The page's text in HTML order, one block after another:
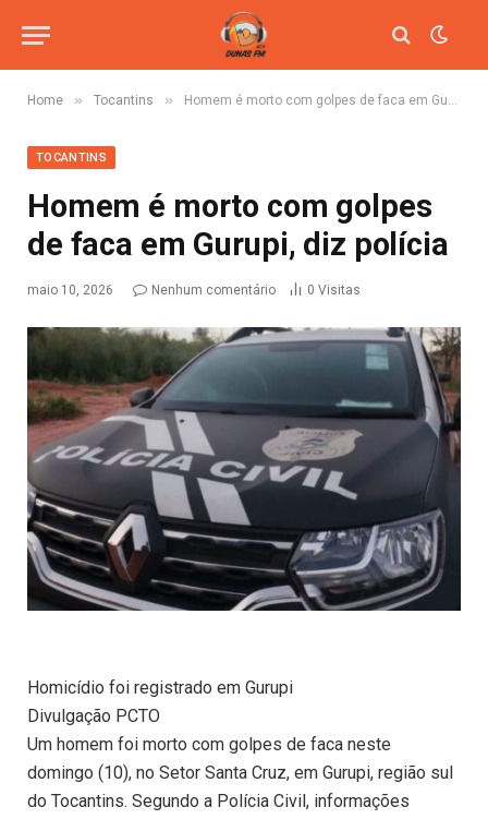
Home » Tocantins » Homem é morto com golpes de faca em Gurupi, diz polícia
TOCANTINS
Homem é morto com golpes
de faca em Gurupi, diz polícia
maio 10, 2026 Nenhum comentário 0 Visitas
Homicídio foi registrado em Gurupi
Divulgação PCTO
Um homem foi morto com golpes de faca neste
domingo (10), no Setor Santa Cruz, em Gurupi, região sul
do Tocantins. Segundo a Polícia Civil, informações